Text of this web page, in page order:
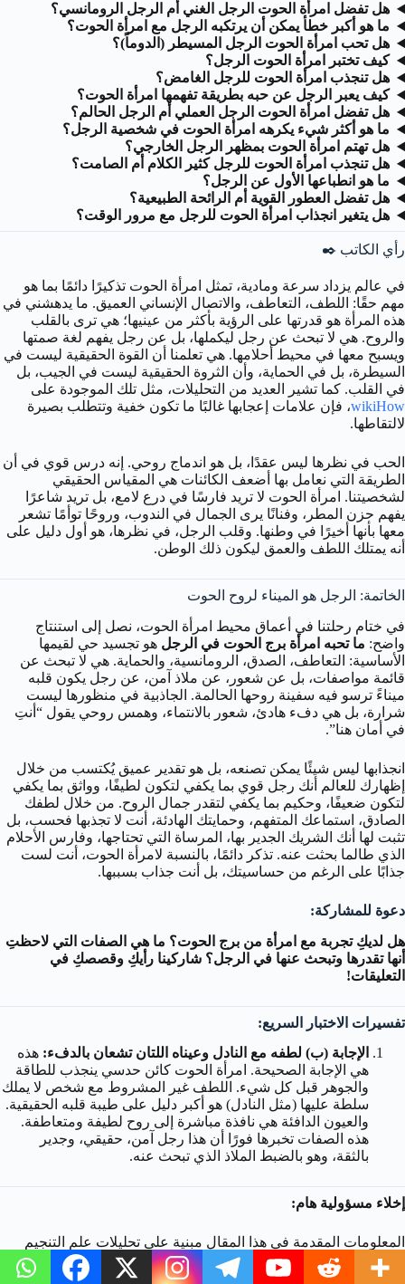
هل تفضل امرأة الحوت الرجل الغني أم الرجل الرومانسي؟
ما هو أكبر خطأ يمكن أن يرتكبه الرجل مع امرأة الحوت؟
هل تحب امرأة الحوت الرجل المسيطر (الدوماً)؟
كيف تختبر امرأة الحوت الرجل؟
هل تنجذب امرأة الحوت للرجل الغامض؟
كيف يعبر الرجل عن حبه بطريقة تفهمها امرأة الحوت؟
هل تفضل امرأة الحوت الرجل العملي أم الرجل الحالم؟
ما هو أكثر شيء يكرهه امرأة الحوت في شخصية الرجل؟
هل تهتم امرأة الحوت بمظهر الرجل الخارجي؟
هل تنجذب امرأة الحوت للرجل كثير الكلام أم الصامت؟
ما هو انطباعها الأول عن الرجل؟
هل تفضل العطور القوية أم الرائحة الطبيعية؟
هل يتغير انجذاب امرأة الحوت للرجل مع مرور الوقت؟
رأي الكاتب ✒️
في عالم يزداد سرعة ومادية، تمثل امرأة الحوت تذكيرًا دائمًا بما هو
مهم حقًا: اللطف، التعاطف، والاتصال الإنساني العميق. ما يدهشني في
هذه المرأة هو قدرتها على الرؤية بأكثر من عينيها؛ هي ترى بالقلب
والروح. هي لا تبحث عن رجل ليكملها، بل عن رجل يفهم لغة صمتها
ويسبح معها في محيط أحلامها. هي تعلمنا أن القوة الحقيقية ليست في
السيطرة، بل في الحماية، وأن الثروة الحقيقية ليست في الجيب، بل
في القلب. كما تشير العديد من التحليلات، مثل تلك الموجودة على
wikiHow، فإن علامات إعجابها غالبًا ما تكون خفية وتتطلب بصيرة
لالتقاطها.
الحب في نظرها ليس عقدًا، بل هو اندماج روحي. إنه درس قوي في أن
الطريقة التي نعامل بها أضعف الكائنات هي المقياس الحقيقي
لشخصيتنا. امرأة الحوت لا تريد فارسًا في درع لامع، بل تريد شاعرًا
يفهم حزن المطر، وفنانًا يرى الجمال في الندوب، وروحًا توأمًا تشعر
معها بأنها أخيرًا في وطنها. وقلب الرجل، في نظرها، هو أول دليل على
أنه يمتلك اللطف والعمق ليكون ذلك الوطن.
الخاتمة: الرجل هو الميناء لروح الحوت
في ختام رحلتنا في أعماق محيط امرأة الحوت، نصل إلى استنتاج
واضح: ما تحبه امرأة برج الحوت في الرجل هو تجسيد حي لقيمها
الأساسية: التعاطف، الصدق، الرومانسية، والحماية. هي لا تبحث عن
قائمة مواصفات، بل عن شعور، عن ملاذ آمن، عن رجل يكون قلبه
ميناءً ترسو فيه سفينة روحها الحالمة. الجاذبية في منظورها ليست
شرارة، بل هي دفء هادئ، شعور بالانتماء، وهمس روحي يقول “أنتِ
في أمان هنا”.
انجذابها ليس شيئًا يمكن تصنعه، بل هو تقدير عميق يُكتسب من خلال
إظهارك للعالم أنك رجل قوي بما يكفي لتكون لطيفًا، وواثق بما يكفي
لتكون ضعيفًا، وحكيم بما يكفي لتقدر جمال الروح. من خلال لطفك
الصادق، استماعك المتفهم، وحمايتك الهادئة، أنت لا تجذبها فحسب، بل
تثبت لها أنك الشريك الجدير بها، المرساة التي تحتاجها، وفارس الأحلام
الذي طالما بحثت عنه. تذكر دائمًا، بالنسبة لامرأة الحوت، أنت لست
جذابًا على الرغم من حساسيتك، بل أنت جذاب بسببها.
دعوة للمشاركة:
هل لديكِ تجربة مع امرأة من برج الحوت؟ ما هي الصفات التي لاحظتِ
أنها تقدرها وتبحث عنها في الرجل؟ شاركينا رأيكِ وقصصكِ في
التعليقات!
تفسيرات الاختبار السريع:
الإجابة (ب) لطفه مع النادل وعيناه اللتان تشعان بالدفء: هذه
هي الإجابة الصحيحة. امرأة الحوت كائن حدسي ينجذب للطاقة
والجوهر قبل كل شيء. اللطف غير المشروط مع شخص لا يملك
سلطة عليها (مثل النادل) هو أكبر دليل على طيبة قلبه الحقيقية.
والعيون الدافئة هي نافذة مباشرة إلى روح لطيفة ومتعاطفة.
هذه الصفات تخبرها فورًا أن هذا رجل آمن، حقيقي، وجدير
بالثقة، وهو بالضبط الملاذ الذي تبحث عنه.
إخلاء مسؤولية هام:
المعلومات المقدمة في هذا المقال مبنية على تحليلات علم التنجيم
والأنماط الشخصية المرتبطة بالأبراج. لا نقدم أي ادعاءات طبية أو
نفسية. التعامل مع العلاقات يتطلب فهمًا وتواصلاً متبادلًا يتجاوز أي